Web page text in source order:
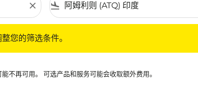
close flight_land
您的筛选条件。
不再可用。 可选产品和服务可能会收取额外费用。